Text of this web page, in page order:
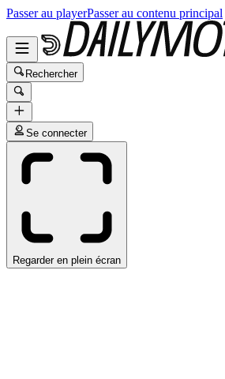
Passer au playerPasser au contenu principal
Rechercher
Se connecter
Regarder en plein écran